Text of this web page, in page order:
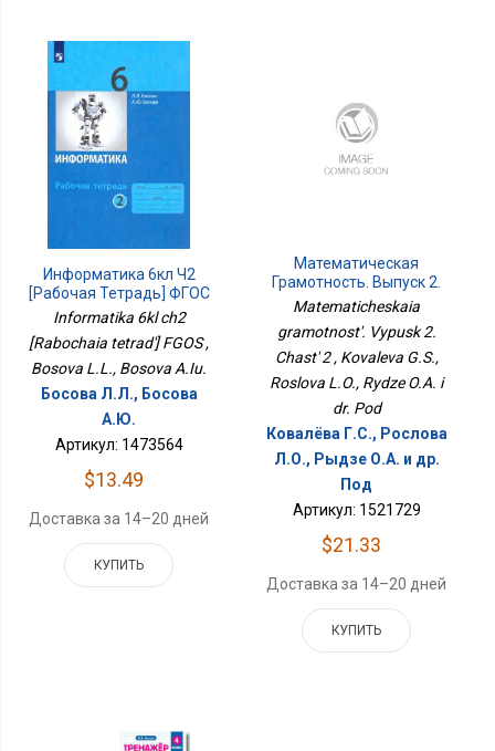
Информатика 6кл Ч2
[Рабочая Тетрадь] ФГОС
Informatika 6kl ch2
[Rabochaia tetrad'] FGOS ,
Bosova L.L., Bosova A.Iu.
Босова Л.Л., Босова
А.Ю.
Артикул: 1473564
$13.49
Доставка за 14–20 дней
КУПИТЬ
Математическая
Грамотность. Выпуск 2.
Часть 2
Matematicheskaia
gramotnost'. Vypusk 2.
Chast' 2 , Kovaleva G.S.,
Roslova L.O., Rydze O.A. i
dr. Pod
Ковалёва Г.С., Рослова
Л.О., Рыдзе О.А. и др.
Под
Артикул: 1521729
$21.33
Доставка за 14–20 дней
КУПИТЬ